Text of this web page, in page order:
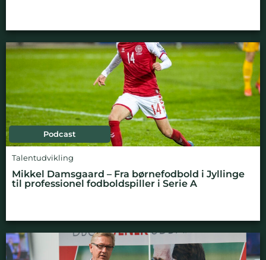
Podcast
Talentudvikling
Mikkel Damsgaard – Fra børnefodbold i Jyllinge
til professionel fodboldspiller i Serie A